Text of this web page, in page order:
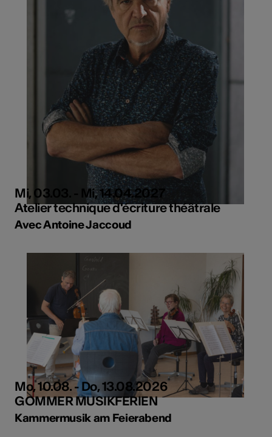
Mi, 03.03. - Mi, 14.04.2027
Atelier technique d'écriture théâtrale
Avec Antoine Jaccoud
Mo, 10.08. - Do, 13.08.2026
GOMMER MUSIKFERIEN
Kammermusik am Feierabend